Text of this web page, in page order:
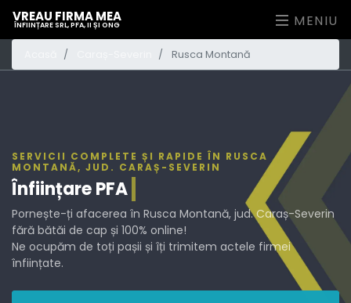
VREAU FIRMA MEA
ÎNFIINȚARE SRL, PFA, II ȘI ONG MENIU
Rusca Montană
SERVICII COMPLETE ȘI RAPIDE ÎN RUSCA
MONTANĂ, JUD. CARAȘ-SEVERIN
ÎnființarePFA
Pornește-ți afacerea în Rusca Montană, jud. Caraș-Severin
fără bătăi de cap și 100% online!
Ne ocupăm de toți pașii și îți trimitem actele firmei
înființate.